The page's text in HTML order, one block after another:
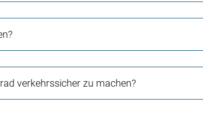
verkehrssicher zu machen?